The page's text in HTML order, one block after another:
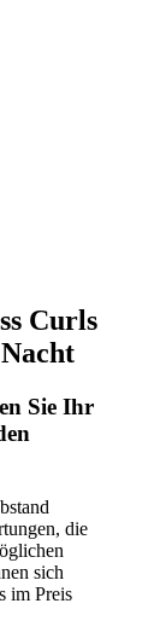
Curls
Sie Ihr
die
sich
im Preis